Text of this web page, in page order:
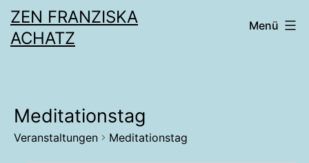
Zum
Inhalt
ZEN FRANZISKA
ACHATZ
Menü
Meditationstag
Veranstaltungen Meditationstag